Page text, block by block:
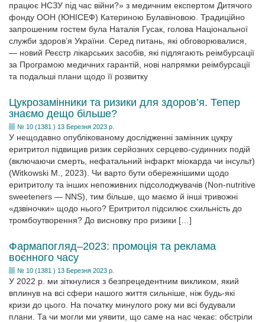
працює НСЗУ під час війни?» з медичним експертом Дитячого
фонду ООН (ЮНІСЕФ) Катериною Булавіновою. Традиційно
запрошеним гостем була Наталія Гусак, голова Національної
служби здоров’я України. Серед питань, які обговорювалися,
— новий Реєстр лікарських засобів, які підлягають реімбурсації
за Програмою медичних гарантій, нові напрямки реімбурсації
та подальші плани щодо її розвитку
Цукрозамінники та ризики для здоров’я. Тепер
знаємо дещо більше?
№ 10 (1381 ) 13 Березня 2023 р.
У нещодавно опублікованому дослідженні замінник цукру
еритритол підвищив ризик серйозних серцево-судинних подій
(включаючи смерть, нефатальний інфаркт міокарда чи інсульт)
(Witkowski M., 2023). Чи варто бути обережнішими щодо
еритритолу та інших непоживних підсолоджувачів (Non-nutritive
sweeteners — NNS), тим більше, що маємо й інші тривожні
«дзвіночки» щодо нього? Еритритол підсилює схильність до
тромбоутворення? До висновку про ризики […]
Фармапогляд–2023: промоція та реклама
воєнного часу
№ 10 (1381 ) 13 Березня 2023 р.
У 2022 р. ми зіткнулися з безпрецедентним викликом, який
вплинув на всі сфери нашого життя сильніше, ніж будь-які
кризи до цього. На початку минулого року ми всі будували
плани. Та чи могли ми уявити, що саме на нас чекає: обстріли